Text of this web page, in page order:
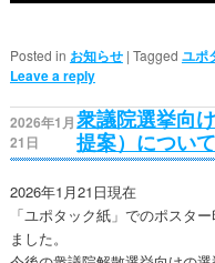
Posted in お知らせ | Tagged ユポ
Leave a reply
衆議院選挙向
提案）について
2026年1月
21日
2026年1月21日現在
「ユポタック紙」でのポスタ
ました。